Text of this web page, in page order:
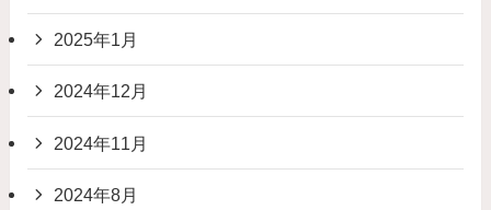
2025年1月
2024年12月
2024年11月
2024年8月